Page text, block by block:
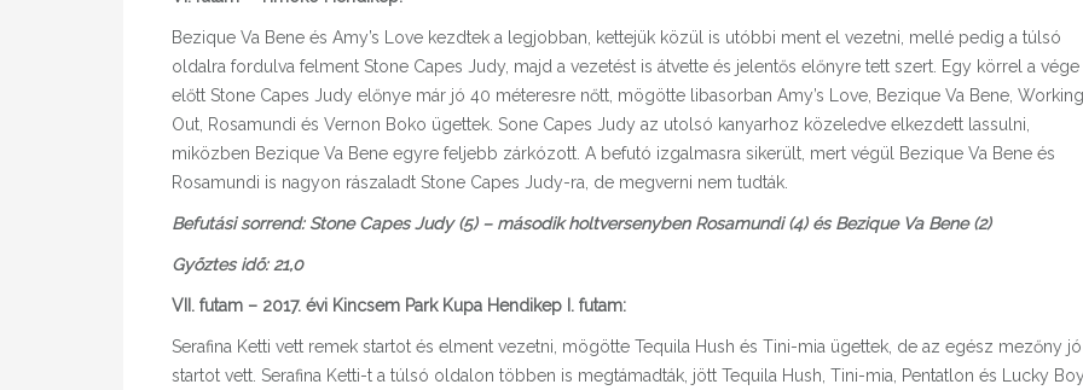
Bezique Va Bene és Amy’s Love kezdtek a legjobban, kettejük közül is utóbbi ment el vezetni, mellé pedig a túlsó
oldalra fordulva felment Stone Capes Judy, majd a vezetést is átvette és jelentős előnyre tett szert. Egy körrel a vége
előtt Stone Capes Judy előnye már jó 40 méteresre nőtt, mögötte libasorban Amy’s Love, Bezique Va Bene, Working
Out, Rosamundi és Vernon Boko ügettek. Sone Capes Judy az utolsó kanyarhoz közeledve elkezdett lassulni,
miközben Bezique Va Bene egyre feljebb zárkózott. A befutó izgalmasra sikerült, mert végül Bezique Va Bene és
Rosamundi is nagyon rászaladt Stone Capes Judy-ra, de megverni nem tudták.
Befutási sorrend: Stone Capes Judy (5) – második holtversenyben Rosamundi (4) és Bezique Va Bene (2)
Győztes idő: 21,0
VII. futam – 2017. évi Kincsem Park Kupa Hendikep I. futam:
Serafina Ketti vett remek startot és elment vezetni, mögötte Tequila Hush és Tini-mia ügettek, de az egész mezőny jó
startot vett. Serafina Ketti-t a túlsó oldalon többen is megtámadták, jött Tequila Hush, Tini-mia, Pentatlon és Lucky